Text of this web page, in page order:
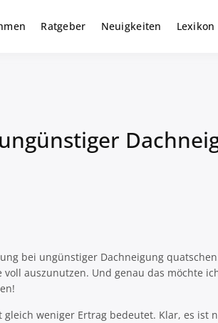
Ratgeber Neuigkeiten Lexikon
bei ungünstiger Dachneigung
auszunutzen. Und genau das möchte
weniger Ertrag bedeutet. Klar, es ist